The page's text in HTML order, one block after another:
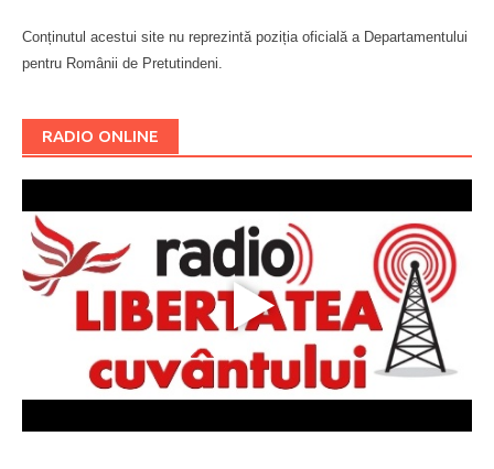
Conținutul acestui site nu reprezintă poziția oficială a Departamentului
pentru Românii de Pretutindeni.
RADIO ONLINE